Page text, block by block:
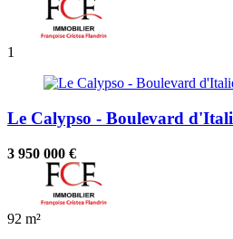
1
Le Calypso - Boulevard
3 950 000 €
92 m²